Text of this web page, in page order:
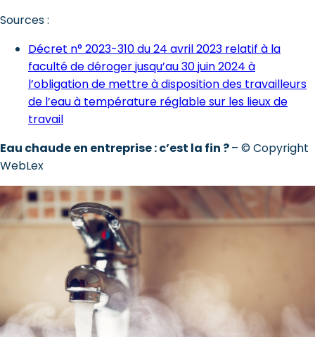
Sources :
Décret n° 2023-310 du 24 avril 2023 relatif à la
faculté de déroger jusqu’au 30 juin 2024 à
l’obligation de mettre à disposition des travailleurs
de l’eau à température réglable sur les lieux de
travail
Eau chaude en entreprise : c’est la fin ?– © Copyright
WebLex